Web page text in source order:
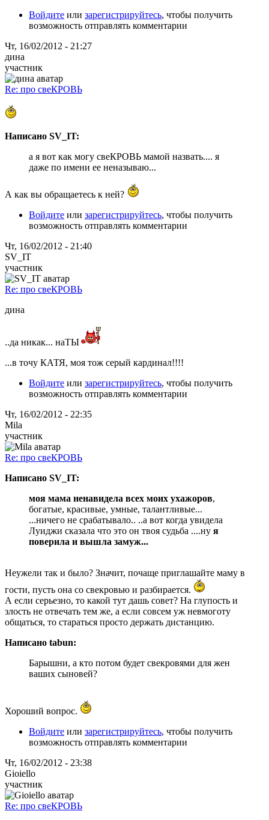
Войдите или зарегистрируйтесь, чтобы получить
возможность отправлять комментарии
Чт, 16/02/2012 - 21:27
дина
участник
Re: про свеКРОВЬ
Написано SV_IT:
а я вот как могу свеКРОВЬ мамой назвать.... я
даже по имени ее неназываю...
А как вы обращаетесь к ней?
Войдите или зарегистрируйтесь, чтобы получить
возможность отправлять комментарии
Чт, 16/02/2012 - 21:40
SV_IT
участник
Re: про свеКРОВЬ
дина
..да никак... наТЫ
...в точу КАТЯ, моя тож серый кардинал!!!!
Войдите или зарегистрируйтесь, чтобы получить
возможность отправлять комментарии
Чт, 16/02/2012 - 22:35
Mila
участник
Re: про свеКРОВЬ
Написано SV_IT:
моя мама ненавидела всех моих ухажоров,
богатые, красивые, умные, талантливые...
...ничего не срабатывало.. ..а вот когда увидела
Луиджи сказала что это он твоя судьба ....ну я
поверила и вышла замуж...
Неужели так и было? Значит, почаще приглашайте маму в
гости, пусть она со свекровью и разбирается.
А если серьезно, то какой тут дашь совет? На глупость и
злость не отвечать тем же, а если совсем уж невмоготу
общаться, то стараться просто держать дистанцию.
Написано tabun:
Барышни, а кто потом будет свекровями для жен
ваших сыновей?
Хороший вопрос.
Войдите или зарегистрируйтесь, чтобы получить
возможность отправлять комментарии
Чт, 16/02/2012 - 23:38
Gioiello
участник
Re: про свеКРОВЬ